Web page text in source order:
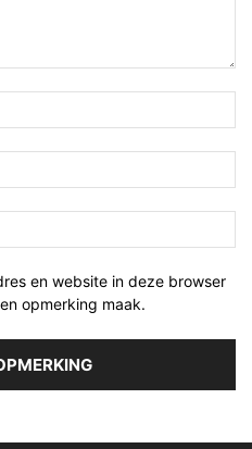
en website in deze browser
opmerking maak.